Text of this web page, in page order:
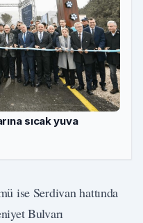
sıcak yuva
ise Serdivan hattında
Bulvarı